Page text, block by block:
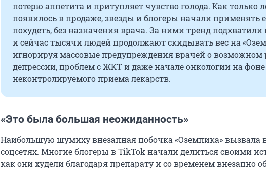
потерю аппетита и притупляет чувство голода. Как только
появилось в продаже, звезды и блогеры начали применять
похудеть, без назначения врача. За ними тренд
и сейчас тысячи людей продолжают скидывать вес на
игнорируя массовые предупреждения врачей о возможном
депрессии, проблем с ЖКТ и даже начале онкологии на фоне
неконтролируемого приема лекарств.
«Это была большая неожиданность»
Наибольшую шумиху внезапная побочка «Оземпика» вызвала
соцсетях. Многие блогеры в TikTok начали делиться своими
как они худели благодаря препарату и со временем внезапно